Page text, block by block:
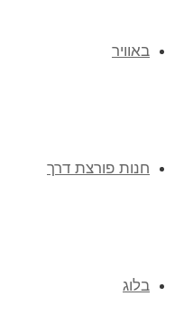
באוויר
חנות פורצת דרך
בלוג